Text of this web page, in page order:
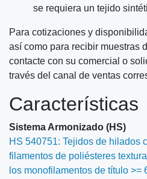
se requiera un tejido
Para cotizaciones y
así como para recibir muestras
contacte con su comercial o
través del canal de ventas
Características
Sistema Armonizado (HS)
HS 540751: Tejidos de hilados
filamentos de poliésteres
los monofilamentos de título >=